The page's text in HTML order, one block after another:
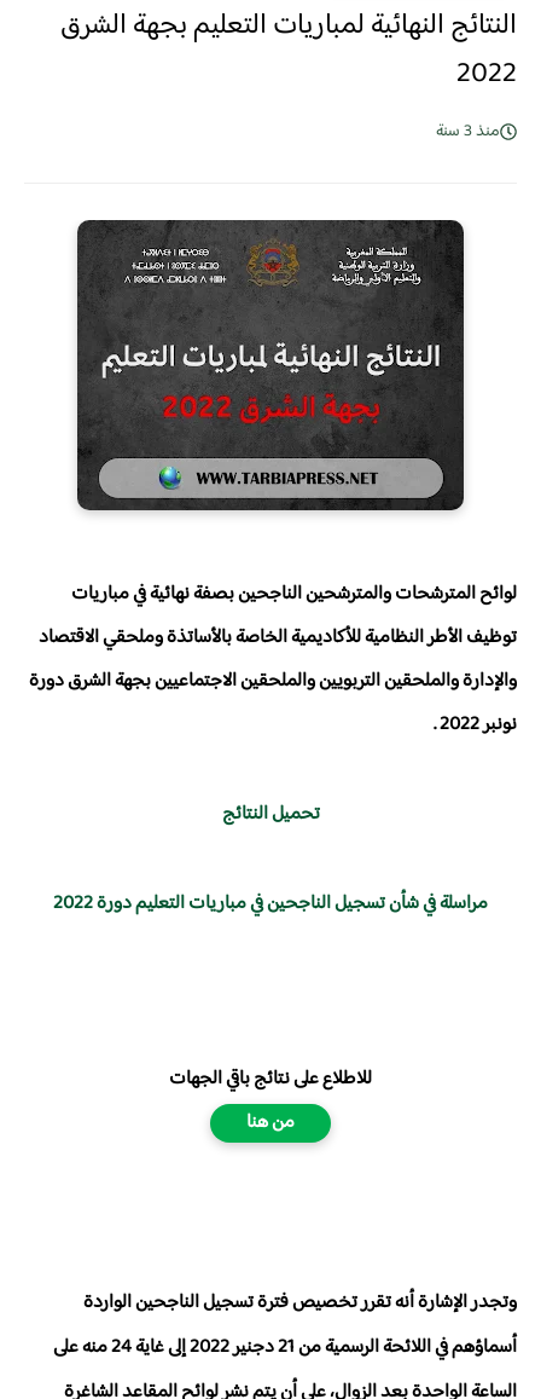
النتائج النهائية لمباريات التعليم بجهة الشرق
2022
منذ 3 سنة
لوائح المترشحات والمترشحين الناجحين بصفة نهائية في مباريات
توظيف الأطر النظامية للأكاديمية الخاصة بالأساتذة وملحقي الاقتصاد
والإدارة والملحقين التربويين والملحقين الاجتماعيين بجهة الشرق دورة
نونبر 2022 .
تحميل النتائج
مراسلة في شأن تسجيل الناجحين في مباريات التعليم دورة 2022
للاطلاع على نتائج باقي الجهات
من هنا
وتجدر الإشارة أنه تقرر تخصيص فترة تسجيل الناجحين الواردة
أسماؤهم في اللائحة الرسمية من 21 دجنير 2022 إلى غاية 24 منه على
الساعة الواحدة بعد الزوال، على أن يتم نشر لوائح المقاعد الشاغرة